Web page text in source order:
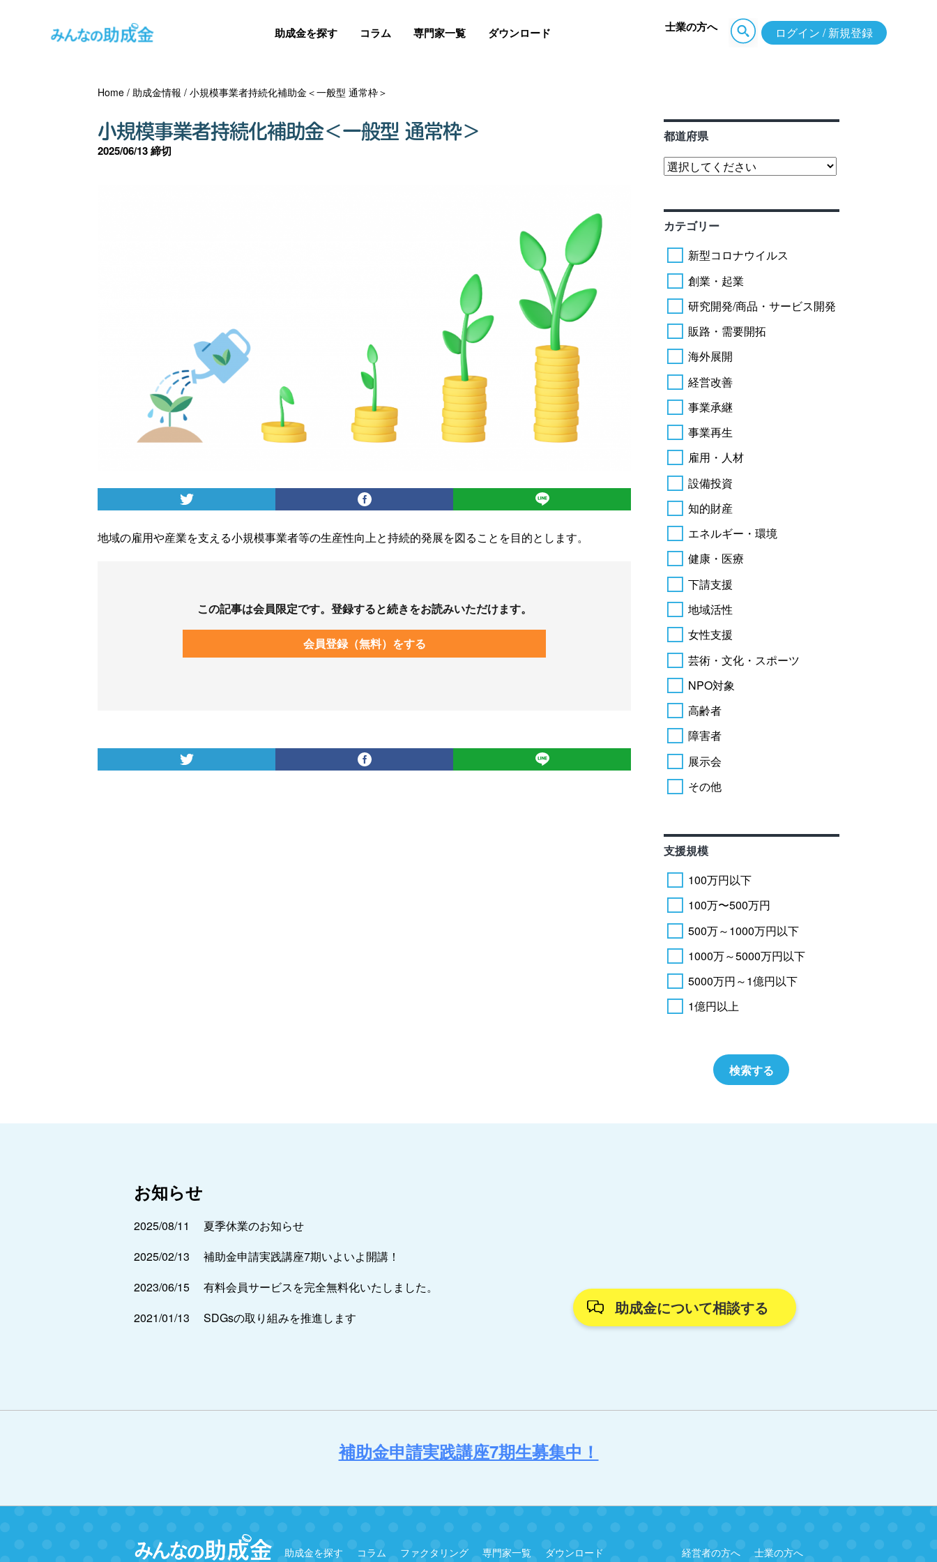
助成金を探す コラム 専門家一覧 ダウンロード 士業の方へ ログイン / 新規登録
Home /助成金情報 /小規模事業者持続化補助金＜一般型 通常枠＞
小規模事業者持続化補助金＜一般型 通常枠＞
2025/06/13 締切
地域の雇用や産業を支える小規模事業者等の生産性向上と持続的発展を図ることを目的とします。
この記事は会員限定です。登録すると続きをお読みいただけます。
会員登録（無料）をする
都道府県
カテゴリー
新型コロナウイルス
創業・起業
研究開発/商品・サービス開発
販路・需要開拓
海外展開
経営改善
事業承継
事業再生
雇用・人材
設備投資
知的財産
エネルギー・環境
健康・医療
下請支援
地域活性
女性支援
芸術・文化・スポーツ
NPO対象
高齢者
障害者
展示会
その他
支援規模
100万円以下
100万〜500万円
500万～1000万円以下
1000万～5000万円以下
5000万円～1億円以下
1億円以上
お知らせ
2025/08/11
夏季休業のお知らせ
2025/02/13
補助金申請実践講座7期いよいよ開講！
2023/06/15
有料会員サービスを完全無料化いたしました。
2021/01/13
SDGsの取り組みを推進します
助成金について相談する
補助金申請実践講座7期生募集中！
助成金を探す コラム ファクタリング 専門家一覧 ダウンロード 経営者の方へ 士業の方へ